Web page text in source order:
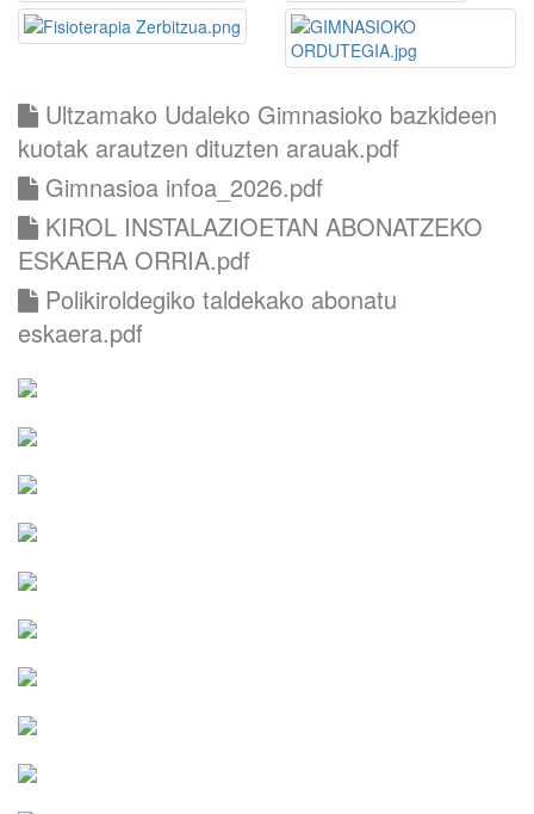
Ultzamako Udaleko Gimnasioko bazkideen
kuotak arautzen dituzten arauak.pdf
Gimnasioa infoa_2026.pdf
KIROL INSTALAZIOETAN ABONATZEKO
ESKAERA ORRIA.pdf
Polikiroldegiko taldekako abonatu
eskaera.pdf